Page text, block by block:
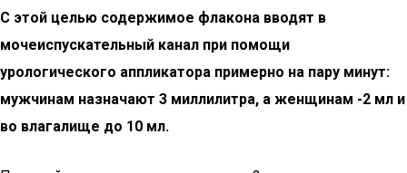
С этой целью содержимое флакона вводят в
мочеиспускательный канал при помощи
урологического аппликатора примерно на пару минут:
мужчинам назначают 3 миллилитра, а женщинам -2 мл и
во влагалище до 10 мл.